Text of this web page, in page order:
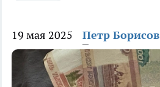
19 мая 2025 Петр Борисов